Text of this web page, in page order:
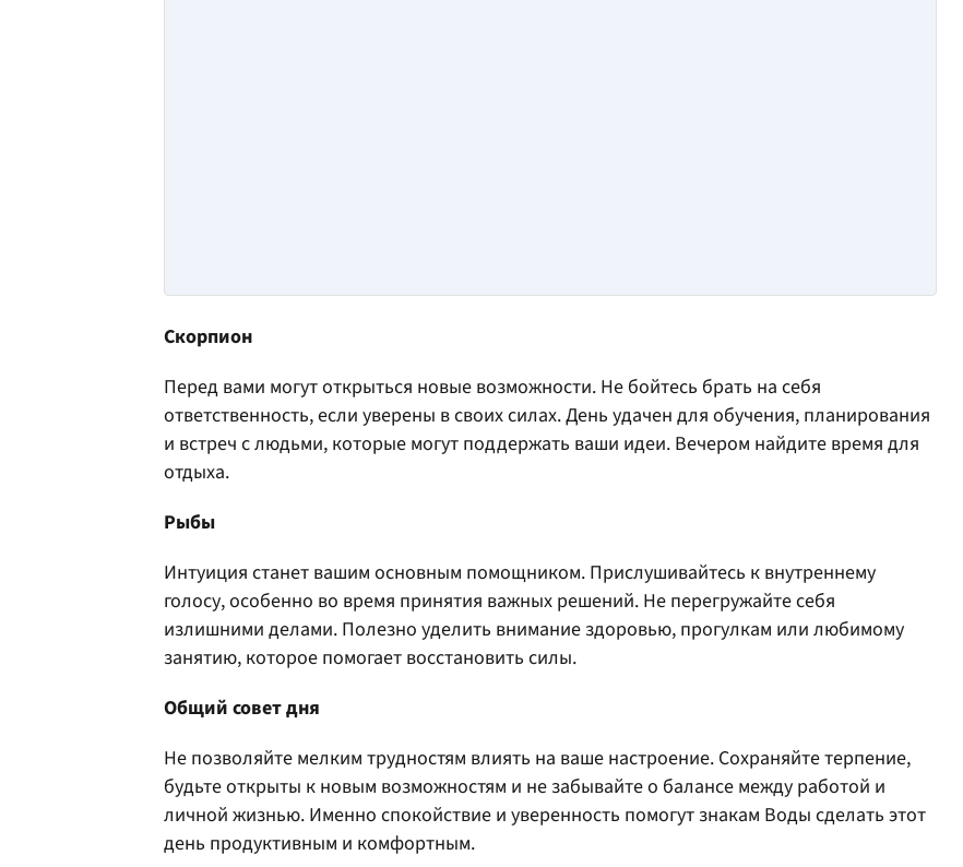
Скорпион
Перед вами могут открыться новые возможности. Не бойтесь брать на себя
ответственность, если уверены в своих силах. День удачен для обучения, планирования
и встреч с людьми, которые могут поддержать ваши идеи. Вечером найдите время для
отдыха.
Рыбы
Интуиция станет вашим основным помощником. Прислушивайтесь к внутреннему
голосу, особенно во время принятия важных решений. Не перегружайте себя
излишними делами. Полезно уделить внимание здоровью, прогулкам или любимому
занятию, которое помогает восстановить силы.
Общий совет дня
Не позволяйте мелким трудностям влиять на ваше настроение. Сохраняйте терпение,
будьте открыты к новым возможностям и не забывайте о балансе между работой и
личной жизнью. Именно спокойствие и уверенность помогут знакам Воды сделать этот
день продуктивным и комфортным.